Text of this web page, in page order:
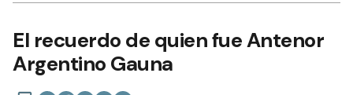
El recuerdo de quien fue Antenor
Argentino Gauna